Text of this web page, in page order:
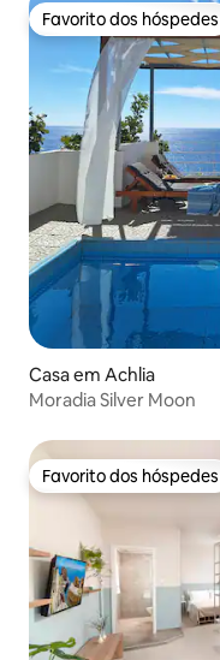
Favorito dos hóspedes
Favorito dos hóspedes
Casa em Achlia
Moradia Silver Moon
Favorito dos hóspedes
Favorito dos hóspedes